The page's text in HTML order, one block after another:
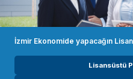
İzmir Ekonomide yapacağın
Lisansüstü